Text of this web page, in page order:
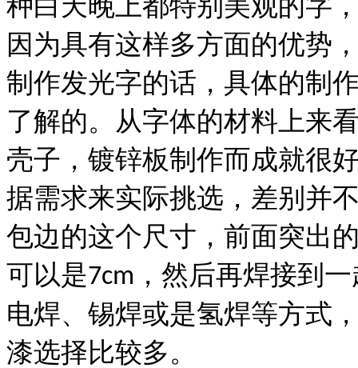
因为具有这样多方面的优势
制作发光字的话，具体的制
了解的。
从字体的材料上来
壳子，镀锌板制作而成就很
据需求来实际挑选，差别并
包边的这个尺寸，前面突出
可以是7cm ，然后再焊接到
电焊、锡焊或是氢焊等方式
漆选择比较多。